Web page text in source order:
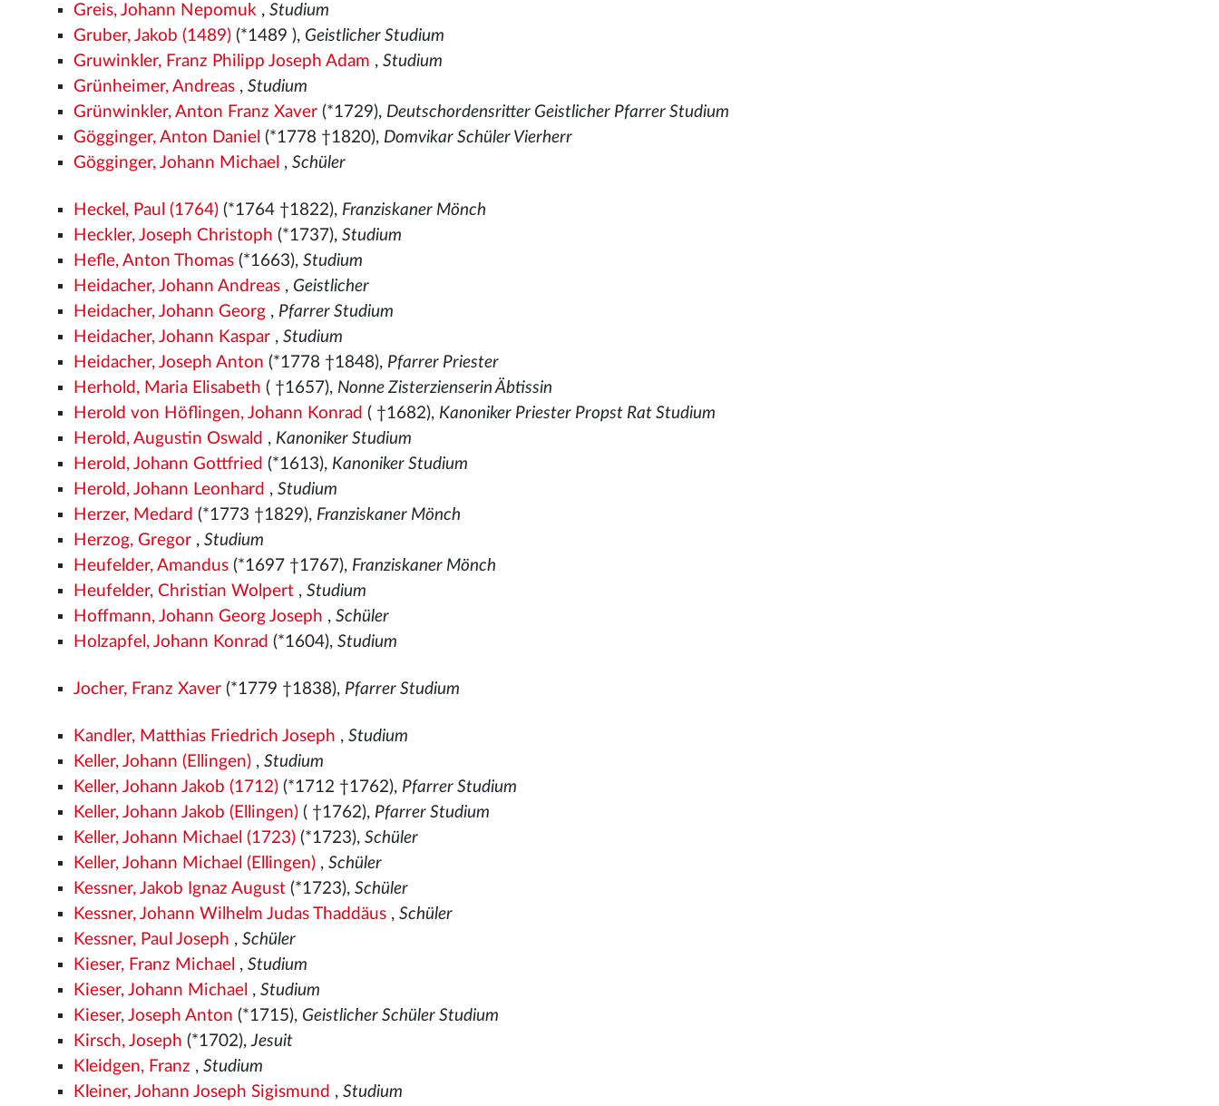
Greis, Johann Nepomuk ,Studium
Gruber, Jakob (1489) (*1489 ), Geistlicher Studium
Gruwinkler, Franz Philipp Joseph Adam ,Studium
Grünheimer, Andreas ,Studium
Grünwinkler, Anton Franz Xaver (*1729), Deutschordensritter Geistlicher Pfarrer Studium
Gögginger, Anton Daniel (*1778 †1820), Domvikar Schüler Vierherr
Gögginger, Johann Michael ,Schüler
Heckel, Paul (1764) (*1764 †1822), Franziskaner Mönch
Heckler, Joseph Christoph (*1737),Studium
Hefle, Anton Thomas (*1663),Studium
Heidacher, Johann Andreas , Geistlicher
Heidacher, Johann Georg , Pfarrer Studium
Heidacher, Johann Kaspar ,Studium
Heidacher, Joseph Anton (*1778 †1848), Pfarrer Priester
Herhold, Maria Elisabeth ( †1657), Nonne Zisterzienserin Äbtissin
Herold von Höflingen, Johann Konrad ( †1682), Kanoniker Priester Propst Rat Studium
Herold, Augustin Oswald , Kanoniker Studium
Herold, Johann Gottfried (*1613), Kanoniker Studium
Herold, Johann Leonhard ,Studium
Herzer, Medard (*1773 †1829), Franziskaner Mönch
Herzog, Gregor ,Studium
Heufelder, Amandus (*1697 †1767), Franziskaner Mönch
Heufelder, Christian Wolpert ,Studium
Hoffmann, Johann Georg Joseph ,Schüler
Holzapfel, Johann Konrad (*1604),Studium
Jocher, Franz Xaver (*1779 †1838), Pfarrer Studium
Kandler, Matthias Friedrich Joseph ,Studium
Keller, Johann (Ellingen) ,Studium
Keller, Johann Jakob (1712) (*1712 †1762), Pfarrer Studium
Keller, Johann Jakob (Ellingen) ( †1762), Pfarrer Studium
Keller, Johann Michael (1723) (*1723),Schüler
Keller, Johann Michael (Ellingen) ,Schüler
Kessner, Jakob Ignaz August (*1723),Schüler
Kessner, Johann Wilhelm Judas Thaddäus ,Schüler
Kessner, Paul Joseph ,Schüler
Kieser, Franz Michael ,Studium
Kieser, Johann Michael ,Studium
Kieser, Joseph Anton (*1715), Geistlicher Schüler Studium
Kirsch, Joseph (*1702),Jesuit
Kleidgen, Franz ,Studium
Kleiner, Johann Joseph Sigismund ,Studium